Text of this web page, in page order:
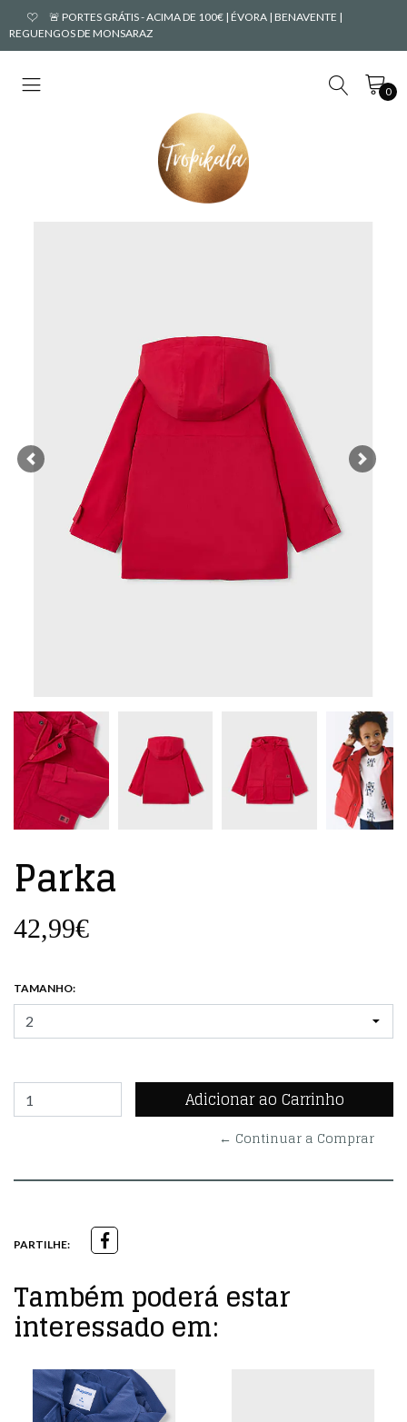
🚨 PORTES GRÁTIS - ACIMA DE 100€ | ÉVORA | BENAVENTE |
REGUENGOS DE MONSARAZ
0
Previous Next
Parka
42,99€
TAMANHO:
← Continuar a Comprar
PARTILHE:
Também poderá estar
interessado em: